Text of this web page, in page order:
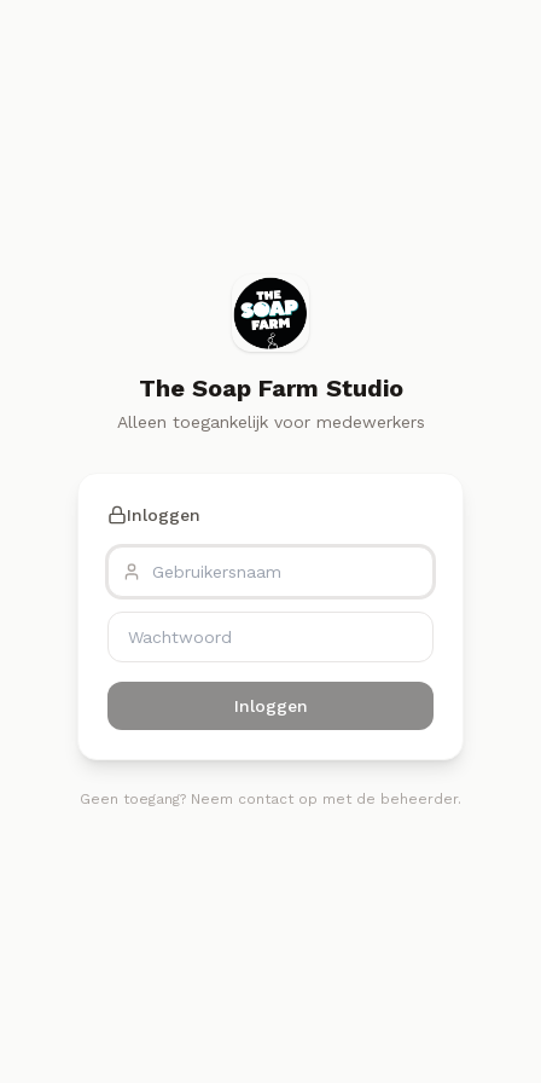
The Soap Farm Studio
Alleen toegankelijk voor medewerkers
Inloggen
Inloggen
Geen toegang? Neem contact op met de beheerder.